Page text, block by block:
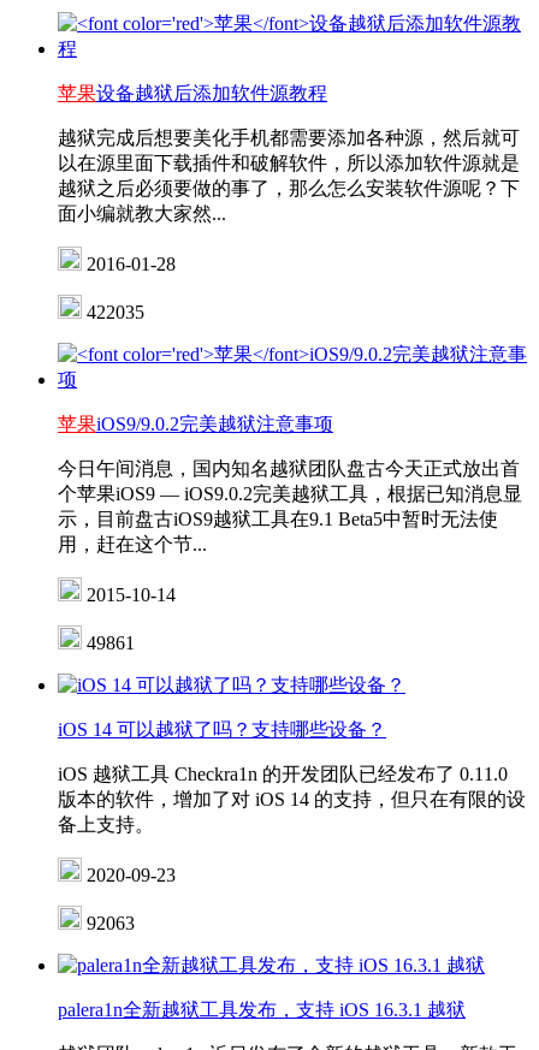
苹果设备越狱后添加软件源教程
越狱完成后想要美化手机都需要添加各种源，然后就可
以在源里面下载插件和破解软件，所以添加软件源就是
越狱之后必须要做的事了，那么怎么安装软件源呢？下
面小编就教大家然...
2016-01-28
422035
苹果iOS9/9.0.2完美越狱注意事项
今日午间消息，国内知名越狱团队盘古今天正式放出首
个苹果iOS9 — iOS9.0.2完美越狱工具，根据已知消息显
示，目前盘古iOS9越狱工具在9.1 Beta5中暂时无法使
用，赶在这个节...
2015-10-14
49861
iOS 14 可以越狱了吗？支持哪些设备？
iOS 越狱工具 Checkra1n 的开发团队已经发布了 0.11.0
版本的软件，增加了对 iOS 14 的支持，但只在有限的设
备上支持。
2020-09-23
92063
palera1n全新越狱工具发布，支持 iOS 16.3.1 越狱